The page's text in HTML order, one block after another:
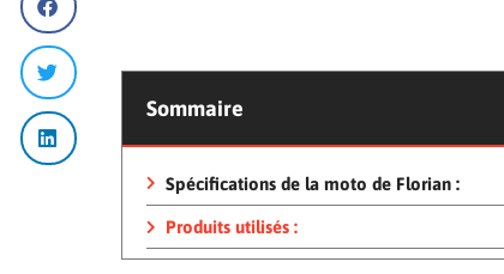
Sommaire
Spécifications de la moto de Florian :
Produits utilisés :